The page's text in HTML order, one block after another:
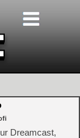
Dreamcast,